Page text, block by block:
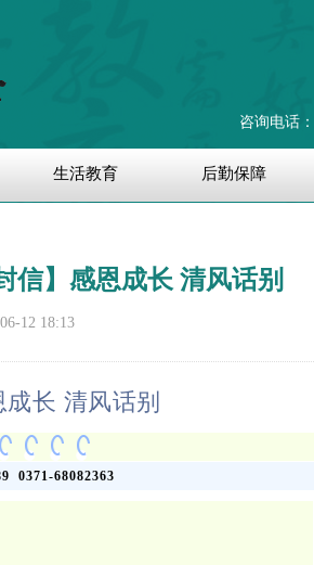
咨询电话：
生活教育 后勤保障
信】感恩成长 清风话别
12 18:13
成长 清风话别
0371-68082363